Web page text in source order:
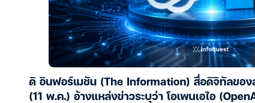
ดิ อินฟอร์เมชัน (The Information) สื่อดิจิทัลของ
(11 พ.ค.) อ้างแหล่งข่าวระบุว่า โอเพนเอไอ